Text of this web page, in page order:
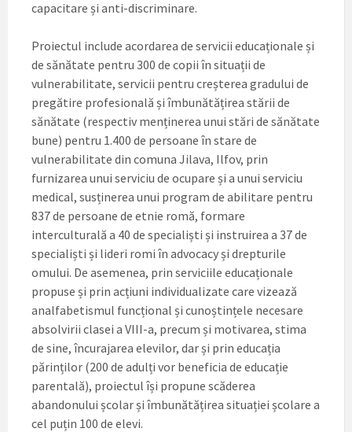
capacitare și anti-discriminare.
Proiectul include acordarea de servicii educaționale și
de sănătate pentru 300 de copii în situații de
vulnerabilitate, servicii pentru creșterea gradului de
pregătire profesională și îmbunătățirea stării de
sănătate (respectiv menținerea unui stări de sănătate
bune) pentru 1.400 de persoane în stare de
vulnerabilitate din comuna Jilava, Ilfov, prin
furnizarea unui serviciu de ocupare și a unui serviciu
medical, susținerea unui program de abilitare pentru
837 de persoane de etnie romă, formare
interculturală a 40 de specialiști și instruirea a 37 de
specialiști și lideri romi în advocacy și drepturile
omului. De asemenea, prin serviciile educaționale
propuse și prin acțiuni individualizate care vizează
analfabetismul funcțional și cunoștințele necesare
absolvirii clasei a VIII-a, precum și motivarea, stima
de sine, încurajarea elevilor, dar și prin educația
părinților (200 de adulți vor beneficia de educație
parentală), proiectul își propune scăderea
abandonului școlar și îmbunătățirea situației școlare a
cel puțin 100 de elevi.